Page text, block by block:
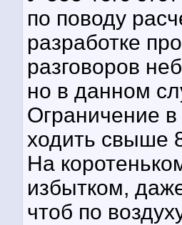
по поводу
разработке
разговоров
но в данном
Ограничение в
ходить свыше
На
избытком,
чтоб по